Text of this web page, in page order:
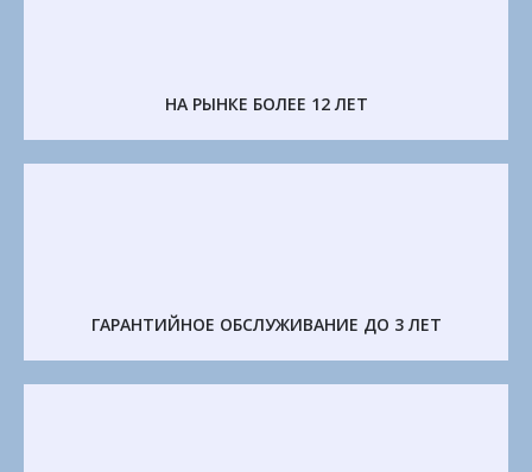
НА РЫНКЕ БОЛЕЕ 12 ЛЕТ
ГАРАНТИЙНОЕ ОБСЛУЖИВАНИЕ ДО 3 ЛЕТ